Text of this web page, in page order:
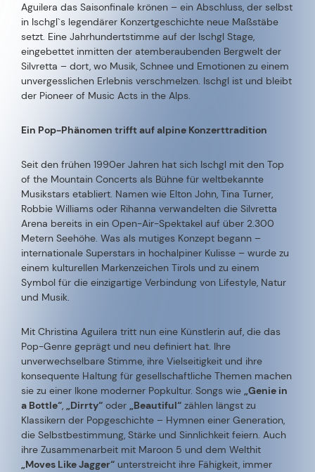
Aguilera das Saisonfinale krönen – ein Abschluss, der selbst
in Ischgl`s legendärer Konzertgeschichte neue Maßstäbe
setzt. Eine Jahrhundertstimme auf der Ischgl Stage,
eingebettet inmitten der atemberaubenden Bergwelt der
Silvretta – dort, wo Musik, Schnee und Emotionen zu einem
unvergesslichen Erlebnis verschmelzen. Ischgl ist und bleibt
der Pioneer of Music Acts in the Alps.
Ein Pop-Phänomen trifft auf alpine Konzerttradition
Seit den frühen 1990er Jahren hat sich Ischgl mit den Top
of the Mountain Concerts als Bühne für weltbekannte
Musikstars etabliert. Namen wie Elton John, Tina Turner,
Robbie Williams oder Rihanna verwandelten die Silvretta
Arena bereits in ein Open-Air-Spektakel auf über 2.300
Metern Seehöhe. Was als mutiges Konzept begann –
internationale Superstars in hochalpiner Kulisse – wurde zu
einem kulturellen Markenzeichen Tirols und zu einem
Symbol für die einzigartige Verbindung von Lifestyle, Natur
und Musik.
Mit Christina Aguilera tritt nun eine Künstlerin auf, die das
Pop-Genre geprägt und neu definiert hat. Ihre
unverwechselbare Stimme, ihre Vielseitigkeit und ihre
konsequente Haltung für gesellschaftliche Themen machen
sie zu einer Ikone moderner Popkultur. Songs wie „Genie in
a Bottle“, „Dirrty“ oder „Beautiful“ zählen längst zu
Klassikern der Popgeschichte – Hymnen einer Generation,
die Selbstbestimmung, Stärke und Sinnlichkeit feiern. Auch
ihre Zusammenarbeit mit Maroon 5 und dem Welthit
„Moves Like Jagger“ unterstreicht ihre Fähigkeit, immer